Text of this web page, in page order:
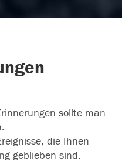
sollte man
die Ihnen
geblieben sind.